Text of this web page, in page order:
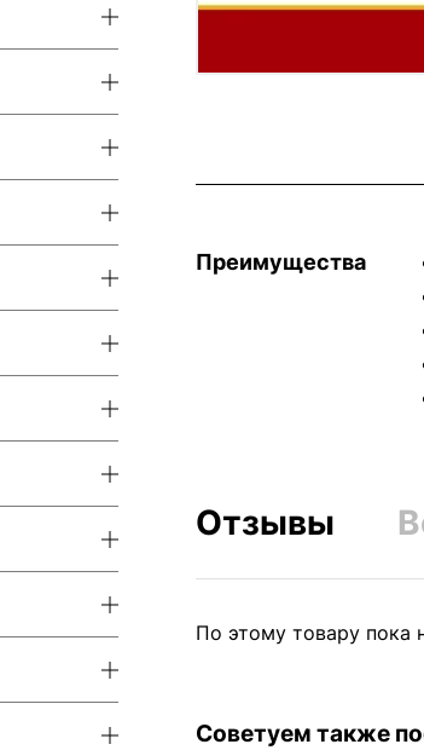
Преимущества
Отзывы
По этому товару пока
Советуем также